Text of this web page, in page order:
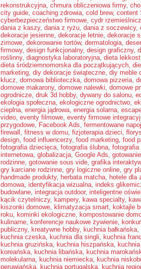
rekonstrukcyjna, chmura obliczeniowa firmy,
city guide, coaching zdrowia, cold brew, content
cyberbezpieczeństwo firmowe, cydr
dania z kaszy, dania z ryżu, dania z soczewicy,
dekoracje jesienne, dekoracje letnie, dekoracje
zimowe, dekorowanie tortów, dermatologia,
firmowy, design funkcjonalny, design graficzny,
roślinny, diagnostyka laboratoryjna, dieta
dieta śródziemnomorska dla początkujących,
marketing, diy dekoracje świąteczne, diy meble
klucz, domowa biblioteczka, domowa pizzeria,
domowe makarony, domowe nalewki, domowe
ogrodnicze, druk 3d hobby, dywany do salonu,
ekologia społeczna, ekologiczne ogrodnictwo,
cieplna, energia jądrowa, energia solarna,
video, eventy filmowe, eventy firmowe
przygodowe, Facebook Ads, fermentowane
firewall , fitness w domu, fizjoterapia dzieci,
design, food influencerzy, food marketing, food
fotografia dziecięca, fotografia ślubna, fotografia
internetowa, globalizacja, Google Ads,
rodzinne, gotowanie sous vide, grafika
gry karciane rodzinne, gry logiczne online, gry
handmade produkty, herbata matcha, hotele dla
domowa, identyfikacja wizualna, indeks
budowlane, integracja outdoor, inteligentne
kącik czytelniczy, kampery, kawa specialty,
kiszonki domowe, klimatyzacja smart, koktajle
roku, kominki ekologiczne, kompostowanie
kulinarne, konferencje naukowe żywienie,
publiczny, kreatywne hobby, kuchnia bałkańska,
kuchnia czeska, kuchnia dla singli, kuchnia
kuchnia gruzińska, kuchnia hiszpańska,
koreańska, kuchnia libańska, kuchnia
molekularna, kuchnia niemiecka, kuchnia
peruwiańska, kuchnia portugalska, kuchnia